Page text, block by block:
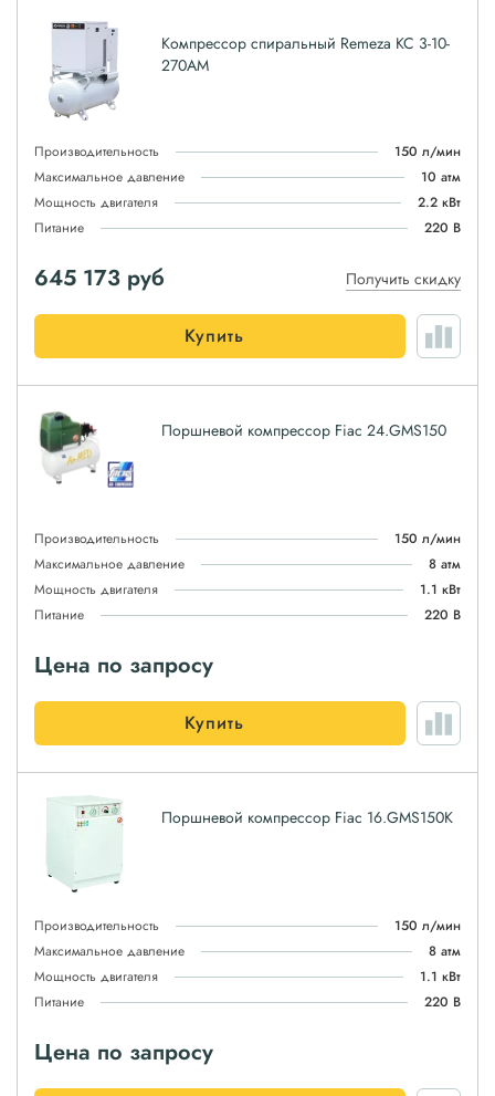
Компрессор спиральный Remeza КС 3-10-
270АМ
Производительность
150 л/мин
Максимальное давление
10 атм
Мощность двигателя
2.2 кВт
Питание
220 В
645 173 руб Получить скидку
Купить
Поршневой компрессор Fiac 24.GMS150
Производительность
150 л/мин
Максимальное давление
8 атм
Мощность двигателя
1.1 кВт
Питание
220 В
Цена по запросу
Купить
Поршневой компрессор Fiac 16.GMS150K
Производительность
150 л/мин
Максимальное давление
8 атм
Мощность двигателя
1.1 кВт
Питание
220 В
Цена по запросу